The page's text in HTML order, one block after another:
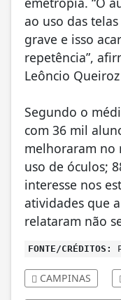
ao uso das
grave e isso
repetência”,
Leôncio
Segundo o
com 36 mil
melhoraram no
uso de óculos;
interesse nos
atividades que
relataram não
FONTE/CRÉDITOS:
CAMPINAS